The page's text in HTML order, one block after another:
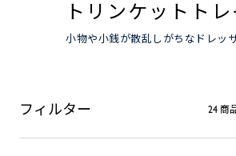
トリンケットト
小物や小銭が散乱しがちなドレッ
フィルター 24 商